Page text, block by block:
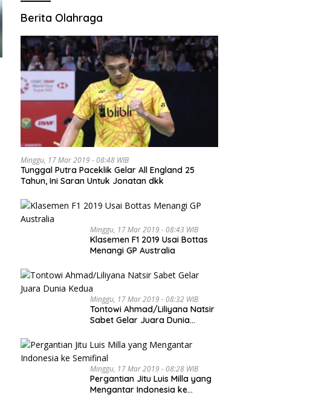
Berita Olahraga
Minggu, 17 Mar 2019 - 08:48 WIB
Tunggal Putra Paceklik Gelar All England 25
Tahun, Ini Saran Untuk Jonatan dkk
Minggu, 17 Mar 2019 - 08:43 WIB
Klasemen F1 2019 Usai Bottas
Menangi GP Australia
Minggu, 17 Mar 2019 - 08:32 WIB
Tontowi Ahmad/Liliyana Natsir
Sabet Gelar Juara Dunia
Minggu, 17 Mar 2019 - 08:28 WIB
Pergantian Jitu Luis Milla yang
Mengantar Indonesia ke